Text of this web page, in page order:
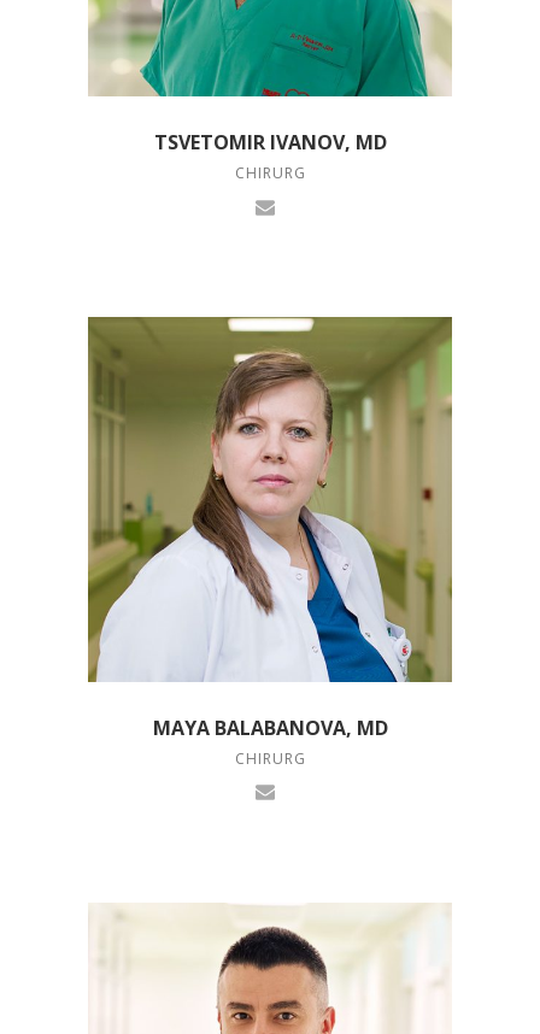
TSVETOMIR IVANOV, MD
CHIRURG
MAYA BALABANOVA, MD
CHIRURG